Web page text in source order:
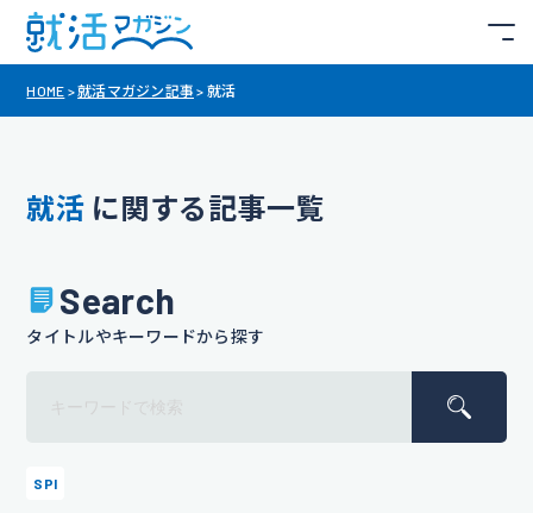
HOME >就活マガジン記事 > 就活
就活 に関する記事一覧
Search
タイトルやキーワードから探す
SPI